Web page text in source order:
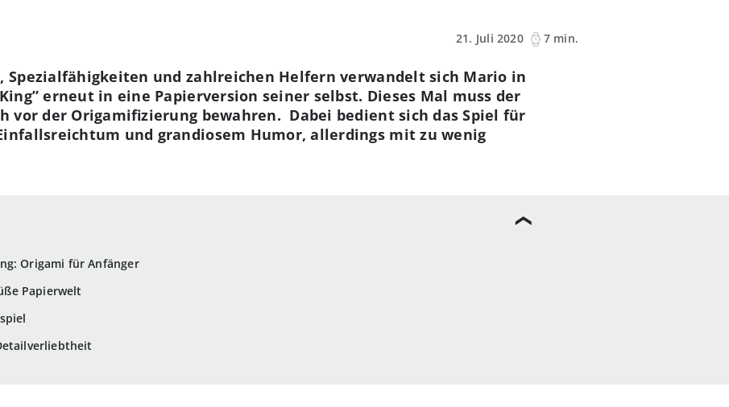
21. Juli 2020
7 min.
Origami für Anfänger
Papierwelt
und zahlreichen Helfern verwandelt sich Mario in
erneut in eine Papierversion seiner selbst. Dieses Mal muss der
vor der Origamifizierung bewahren. Dabei bedient sich das Spiel für
und grandiosem Humor, allerdings mit zu wenig